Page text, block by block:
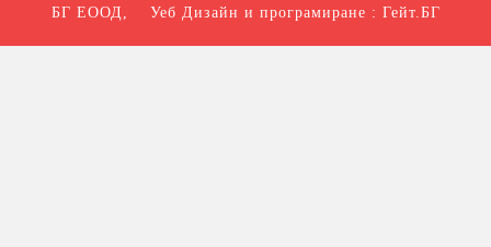
БГ ЕООД , Уеб Дизайн и програмиране : Гейт.БГ